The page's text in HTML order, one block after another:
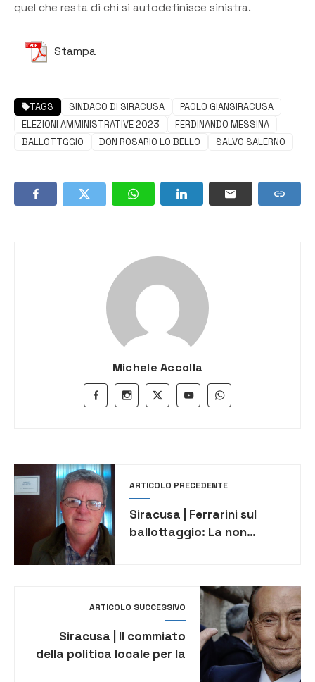
quel che resta di chi si autodefinisce sinistra.
Stampa
TAGS SINDACO DI SIRACUSA
PAOLO GIANSIRACUSA
ELEZIONI AMMINISTRATIVE 2023
FERDINANDO MESSINA
BALLOTTGGIO
DON ROSARIO LO BELLO SALVO SALERNO
Michele Accolla
ARTICOLO PRECEDENTE
Siracusa | Ferrarini sul
ballottaggio: La non
ARTICOLO SUCCESSIVO
Siracusa | Il commiato
della politica locale per la